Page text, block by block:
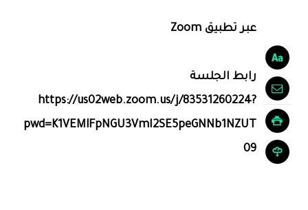
عبر تطبيق Zoom
رابط الجلسة
https://us02web.zoom.us/j/83531260224?
pwd=K1VEMlFpNGU3VmI2SE5peGNNb1NZUT
09